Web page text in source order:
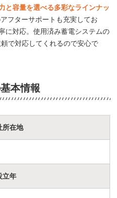
と容量を選べる多彩なラインナッ
フターサポートも充実してお
に対応。使用済み蓄電システムの
で対応してくれるので安心で
本情報
所在地
立年